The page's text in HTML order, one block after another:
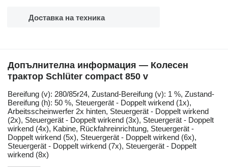
Доставка на техника
Допълнителна информация — Колесен
трактор Schlüter compact 850 v
Bereifung ​​​​​​​​​‌‌​​​​‌​​​​​​​​​‌‌‌​‌​‌​​​​​​​​​‌‌‌​‌​​​​​​​​​​​‌‌​‌‌‌‌​​​​​​​​​‌‌​‌‌​​​​​​​​​​​‌‌​‌​​‌​​​​​​​​​‌‌​‌‌‌​​​​​​​​​​‌‌​​‌​‌(v): 280/85r24, Zustand-Bereifung (v): 1 %, Zustand-
Bereifung (h): 50 %, Steuergerät - Doppelt wirkend (1x),
Arbeitsscheinwerfer 2x hinten, Steuergerät - Doppelt wirkend
(2x), Steuergerät - Doppelt wirkend (3x), Steuergerät - Doppelt
wirkend (4x), Kabine, Rückfahreinrichtung, Steuergerät -
Doppelt wirkend (5x), Steuergerät - Doppelt wirkend (6x),
Steuergerät - Doppelt wirkend (7x), Steuergerät - Doppelt
wirkend (8x)